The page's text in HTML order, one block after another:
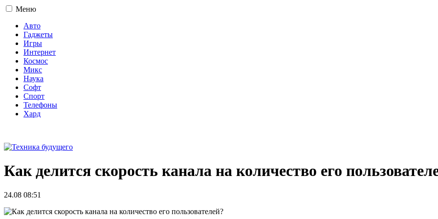
Меню
Авто
Гаджеты
Игры
Интернет
Космос
Микс
Наука
Софт
Спорт
Телефоны
Хард
Как делится скорость канала на количество его
24.08 08:51